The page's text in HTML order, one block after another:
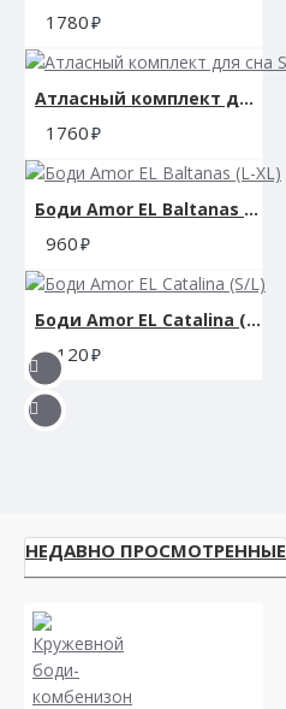
1780
Атласный комплект для сна S/M
1760
Боди Amor EL Baltanas (L-XL)
960
Боди Amor EL Catalina (S/L)
1120
НЕДАВНО ПРОСМОТРЕННЫЕ